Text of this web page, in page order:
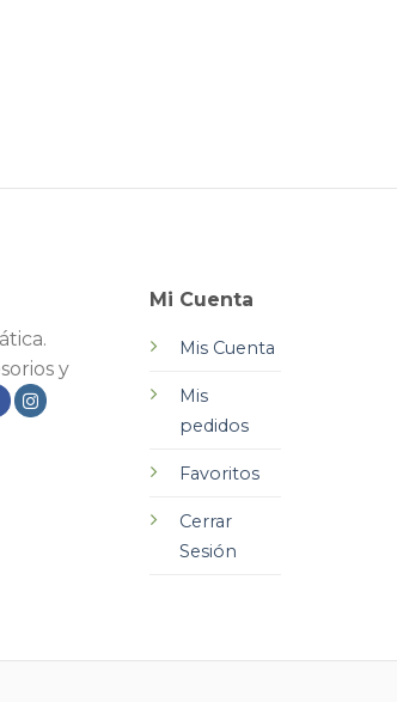
y
Mi Cuenta
Mis Cuenta
Mis
pedidos
Favoritos
Cerrar
Sesión